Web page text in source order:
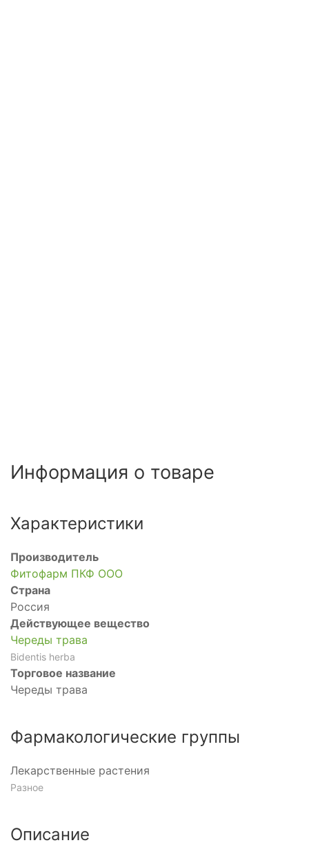
Информация о товаре
Характеристики
Производитель
Фитофарм ПКФ ООО
Страна
Россия
Действующее вещество
Череды трава
Bidentis herba
Торговое название
Череды трава
Фармакологические группы
Лекарственные растения
Разное
Описание